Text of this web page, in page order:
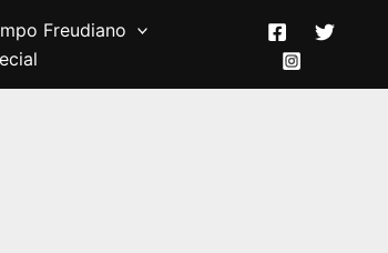
Freudiano